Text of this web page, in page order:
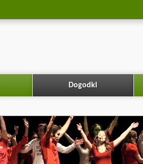
Dogodki